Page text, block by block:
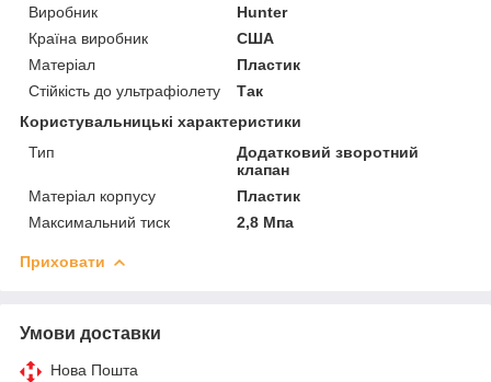
Виробник
Hunter
Країна виробник
США
Матеріал
Пластик
Стійкість до ультрафіолету
Так
Користувальницькі характеристики
Тип
Додатковий зворотний
клапан
Матеріал корпусу
Пластик
Максимальний тиск
2,8 Мпа
Приховати
Умови доставки
Нова Пошта